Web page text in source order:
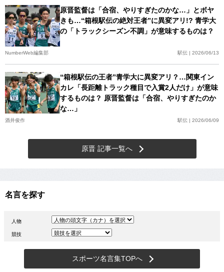
原晋監督は「合宿、やりすぎたのかな…」とボヤ
きも…“箱根駅伝の絶対王者”に異変アリ!? 青学大
の「トラックシーズン不調」が意味するものは？
NumberWeb編集部 駅伝 | 2026/06/13
“箱根駅伝の王者”青学大に異変アリ？…関東イン
カレ「長距離トラック種目で入賞2人だけ」が意味
するものは？ 原晋監督は「合宿、やりすぎたのか
な…」
酒井俊作 駅伝 | 2026/06/09
原晋 記事一覧へ
名言を探す
人物
競技
スポーツ名言集TOPへ